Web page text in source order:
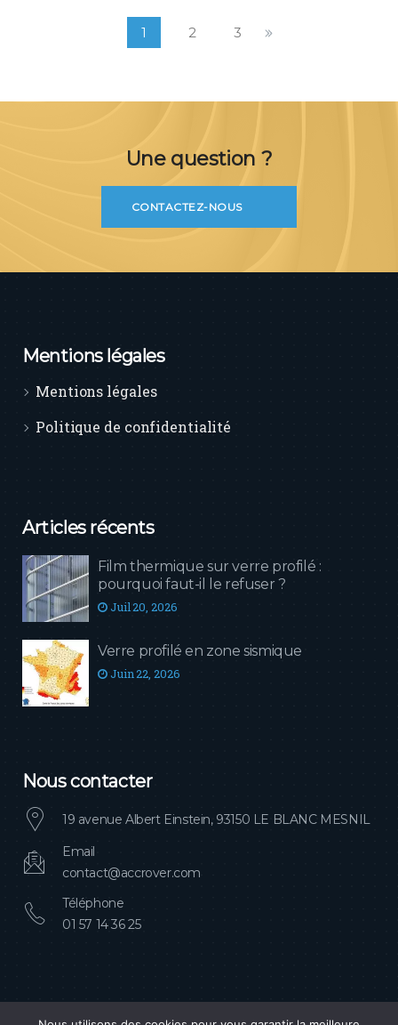
1 2 3
Une question ?
CONTACTEZ-NOUS
Mentions légales
Mentions légales
Politique de confidentialité
Articles récents
Film thermique sur verre profilé :
pourquoi faut-il le refuser ?
Juil 20, 2026
Verre profilé en zone sismique
Juin 22, 2026
Nous contacter
19 avenue Albert Einstein, 93150 LE BLANC MESNIL
Email
contact@accrover.com
Téléphone
01 57 14 36 25